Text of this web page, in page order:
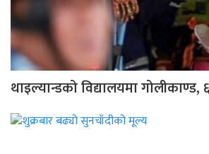
थाइल्यान्डको विद्यालयमा